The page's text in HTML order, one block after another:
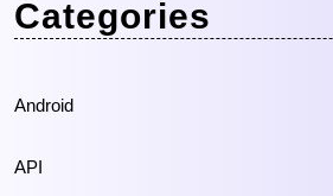
Categories
Android
API